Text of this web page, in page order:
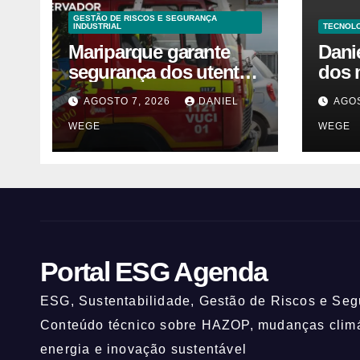
GESTÃO DE RISCOS E SEGURANÇA
INDUSTRIAL
Mariparque garante
segurança dos utentes
após acidente –
Observador
AGOSTO 7, 2026 DANIEL
WEGE
dos
WEGE
Portal ESG Agenda
ESG, Sustentabilidade, Gestão de Riscos e
Conteúdo técnico sobre HAZOP, mudanças
energia e inovação sustentável